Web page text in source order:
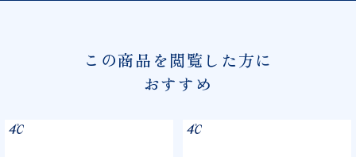
この商品を閲覧した方に
おすすめ